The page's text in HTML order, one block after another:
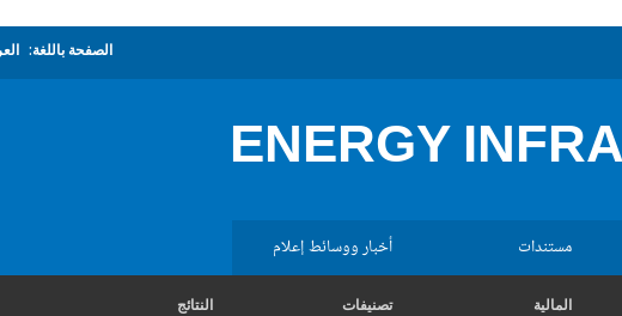
الصفحة باللغة:
ENERGY
مستندات أخبار ووسائط إعلام
المالية تصنيفات النتائج